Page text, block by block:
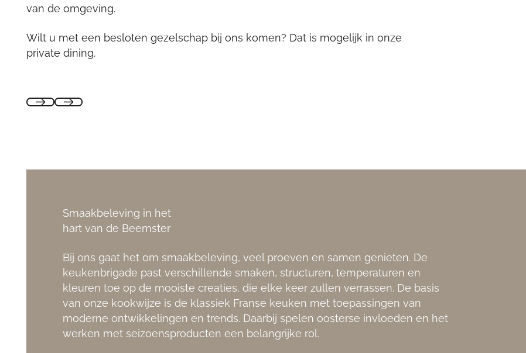
van de omgeving.
Wilt u met een besloten gezelschap bij ons komen? Dat is mogelijk in onze
private dining.
Smaakbeleving in het
hart van de Beemster
Bij ons gaat het om smaakbeleving, veel proeven en samen genieten. De
keukenbrigade past verschillende smaken, structuren, temperaturen en
kleuren toe op de mooiste creaties, die elke keer zullen verrassen. De basis
van onze kookwijze is de klassiek Franse keuken met toepassingen van
moderne ontwikkelingen en trends. Daarbij spelen oosterse invloeden en het
werken met seizoensproducten een belangrijke rol.